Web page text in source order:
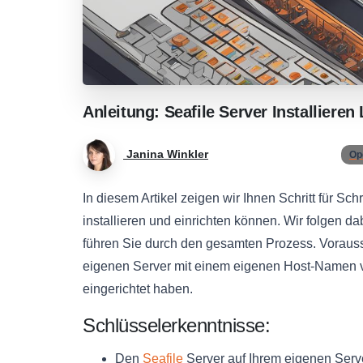
Anleitung: Seafile Server Installieren
Janina Winkler
In diesem Artikel zeigen wir Ihnen Schritt für
installieren und einrichten können. Wir folgen
führen Sie durch den gesamten Prozess.
eigenen Server mit einem eigenen Host-
eingerichtet haben.
Schlüsselerkenntnisse:
Den Seafile Server auf Ihrem eigenen